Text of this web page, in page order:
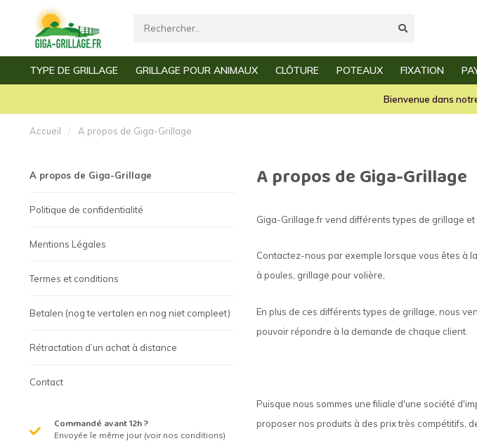
TYPE DE GRILLAGE
Grillage de jardin
Grillage fin
Grillage hexagonal
Bordure grillage
GRILLAGE POUR ANIMAUX
Grillage de vollière
Grillage à poussins
Grillage à martres
Grillage à visons
Grillage à chevaux
CLÔTURE
Clôture chiens
Clôture poules
Clôture chevaux
POTEAUX
Poteaux en bois
FIXATION
Piquets
Fil à lier
Livraison rapide
Bienvenue dans
Accueil / A propos de Giga-Grillage
A propos de Giga-Grillage
Politique de confidentialité
Mentions Légales
Termes et conditions
Betalen (nog te vertalen en nog niet compleet)
Rétractation d’un achat à distance
Contact
Commandé avant 12h ?
Envoyée le même jour (voir nos conditions)
A propos de Giga-Grillage
Giga-Grillage.fr vend différents types de grillage
Contactez-nous par exemple lorsque vous êtes à
à poules, grillage pour volière,
En plus de ces différents types de grillage, nous
pouvoir répondre à la demande de chaque client.
Puisque nous sommes une filiale d'une société
proposer nos produits à des prix très compétitifs,